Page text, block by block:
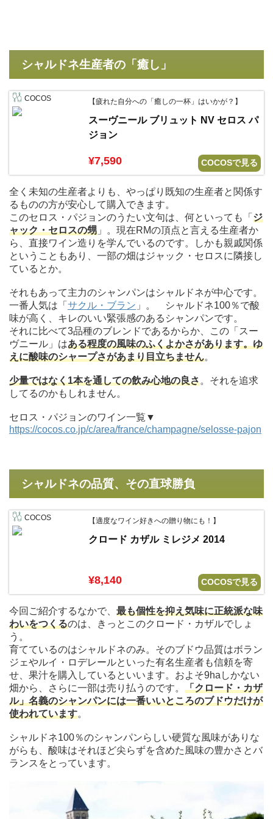
シャルドネ生産者の「癒し」
COCOS 【疲れた自分への「癒しの一杯」はいかが？】
スーヴニール ブリュット NV セロス パ
ジョン
¥7,590 COCOSで見る
全く未知の生産者よりも、やっぱり既知の生産者と関係す
るものの方が安心して購入できます。
このセロス・パジョンのうたい文句は、何といっても「 ジ
ャック・セロスの甥 」。現在RMの頂点と言える生産者か
ら、直接ワイン造りを学んでいるのです。しかも親戚関係
ということもあり、一部の畑はジャック・セロスに隣接し
ているとか。
それもあって主力のシャンパンはシャルドネが中心です。
一番人気は「 サクル・ブラン 」。 シャルドネ100％で酸
味が高く、キレのいい緊張感のあるシャンパンです。
それに比べて3品種のブレンドであるからか、この「スー
ヴニール」はある程度の風味のふくよかさがあります。ゆ
えに酸味のシャープさがあまり目立ちません。
少量ではなく1本を通しての飲み心地の良さ。それを追求
してるのかもしれません。
セロス・パジョンのワイン一覧▼
https://cocos.co.jp/c/area/france/champagne/selosse-pajon
シャルドネの品質、その直球勝負
COCOS 【適度なワイン好きへの贈り物にも！】
クロード カザル ミレジメ 2014
¥8,140 COCOSで見る
今回ご紹介するなかで、 最も個性を抑え気味に正統派な味
わいをつくるのは、きっとこのクロード・カザルでしょ
う。
育てているのはシャルドネのみ。そのブドウ品質はボラン
ジェやルイ・ロデレールといった有名生産者も信頼を寄
せ、果汁を購入しているといいます。およそ9haしかない
畑から、さらに一部は売り払うのです。 「クロード・カザ
ル」名義のシャンパンには一番いいところのブドウだけが
使われています。
シャルドネ100％のシャンパンらしい硬質な風味がありな
がらも、酸味はそれほど尖らずを含めた風味の豊かさとバ
ランスをとっています。